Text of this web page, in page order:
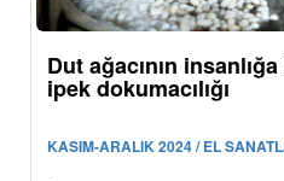
Dut ağacının
ipek dokumacılığı
KASIM-ARALIK 2024 / EL